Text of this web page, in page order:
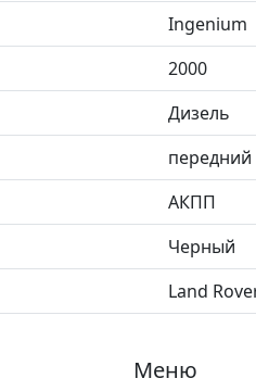
Ingenium
2000
Дизель
передний
АКПП
Черный
Land
Меню